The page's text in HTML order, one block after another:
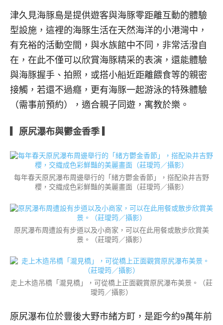
津久見海豚島是提供遊客與海豚零距離互動的體驗
型設施，這裡的海豚生活在天然海洋的小港灣中，
有充裕的活動空間，與水族館中不同，非常活潑自
在，在此不僅可以欣賞海豚精采的表演，還能體驗
與海豚握手、拍照，或搭小船近距離餵食等的親密
接觸，若還不過癮，更有海豚一起游泳的特殊體驗
（需事前預約），適合親子同遊，寓教於樂。
▎原尻瀑布與鬱金香季 ▎
每年春天原尻瀑布周邊舉行的「緒方鬱金香節」，搭配染井吉野
櫻，交織成色彩鮮豔的美麗畫面（莊璦筠／攝影）
原尻瀑布周遭設有步道以及小商家，可以在此用餐或散步欣賞美
景。（莊璦筠／攝影）
走上木造吊橋「瀧見橋」，可從橋上正面觀賞原尻瀑布美景。（莊
璦筠／攝影）
原尻瀑布位於豐後大野市緒方町，是距今約9萬年前